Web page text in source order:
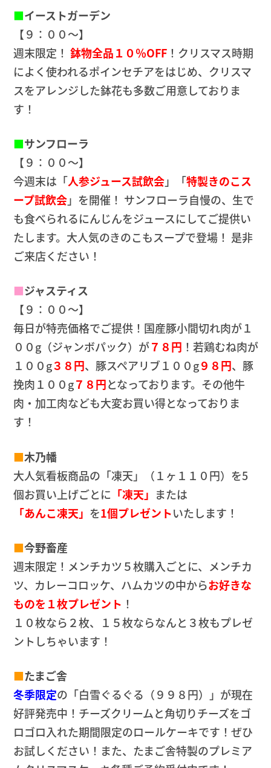
■イーストガーデン
【９：００～】
週末限定！ 鉢物全品１０％OFF！クリスマス時期
によく使われるポインセチアをはじめ、クリスマ
スをアレンジした鉢花も多数ご用意しておりま
す！
■サンフローラ
【９：００～】
今週末は「人参ジュース試飲会」「特製きのこス
ープ試飲会」を開催！ サンフローラ自慢の、生で
も食べられるにんじんをジュースにしてご提供い
たします。大人気のきのこもスープで登場！ 是非
ご来店ください！
■ジャスティス
【９：００～】
毎日が特売価格でご提供！国産豚小間切れ肉が１
００g（ジャンボパック）が７８円 ！若鶏むね肉が
１００g３８円、豚スペアリブ１００g９８円、豚
挽肉１００g７８円となっております。その他牛
肉・加工肉なども大変お買い得となっておりま
す！
■木乃幡
大人気看板商品の「凍天」（１ヶ１１０円）を5
個お買い上げごとに 「凍天」 または
「あんこ凍天」 を1個プレゼントいたします！
■今野畜産
週末限定！メンチカツ５枚購入ごとに、メンチカ
ツ、カレーコロッケ、ハムカツの中からお好きな
ものを１枚プレゼント ！
１０枚なら２枚、１５枚ならなんと３枚もプレゼ
ントしちゃいます！
■たまご舎
冬季限定の「白雪ぐるぐる（９９８円）」が現在
好評発売中！チーズクリームと角切りチーズをゴ
ロゴロ入れた期間限定のロールケーキです！ぜひ
お試しください！また、たまご舎特製のプレミア